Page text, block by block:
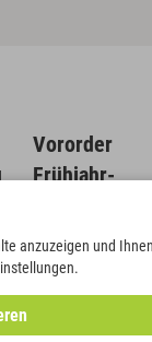
Vororder
Frühjahr-
anzuzeigen und